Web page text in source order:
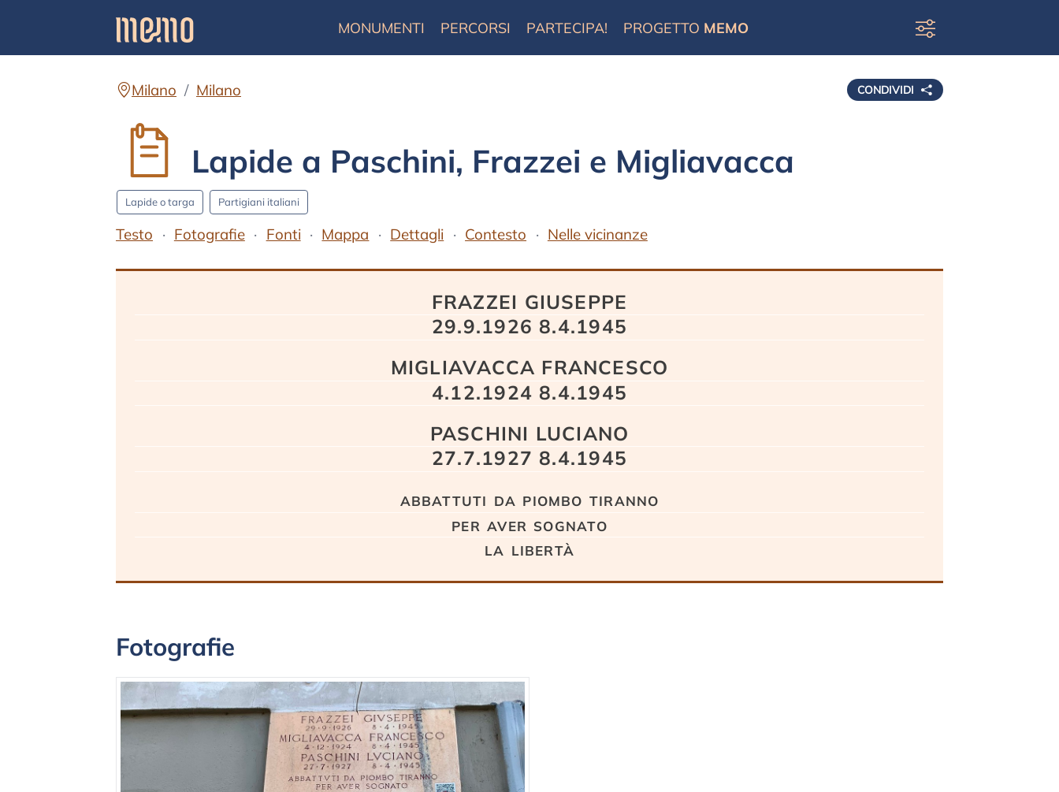
MONUMENTI PERCORSI PARTECIPA! PROGETTO MEMO
CONDIVIDI
Milano Milano
Lapide a Paschini, Frazzei e Migliavacca
Lapide o targa Partigiani italiani
Testo Fotografie Fonti Mappa Dettagli Contesto Nelle vicinanze
FRAZZEI GIUSEPPE
29.9.1926 8.4.1945
MIGLIAVACCA FRANCESCO
4.12.1924 8.4.1945
PASCHINI LUCIANO
27.7.1927 8.4.1945
abbattuti da piombo tiranno
per aver sognato
la libertà
Fotografie